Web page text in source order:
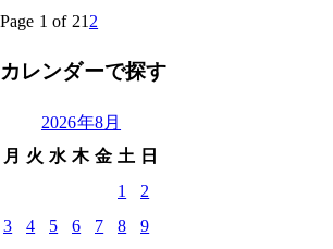
Page 1 of 21 2
カレンダーで探す
2026年8月
月 火 水 木 金 土 日
1
2
3
4 5 6 7 8
9